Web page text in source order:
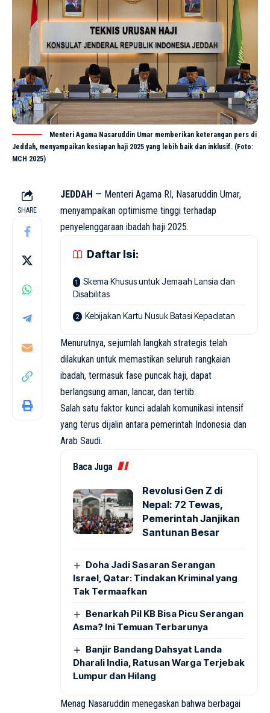
Menteri Agama Nasaruddin Umar memberikan keterangan pers di
Jeddah, menyampaikan kesiapan haji 2025 yang lebih baik dan inklusif. (Foto:
MCH 2025)
SHARE
JEDDAH — Menteri Agama RI, Nasaruddin Umar,
menyampaikan optimisme tinggi terhadap
penyelenggaraan ibadah haji 2025.
Daftar Isi:
Skema Khusus untuk Jemaah Lansia dan
Disabilitas
Kebijakan Kartu Nusuk Batasi Kepadatan
Menurutnya, sejumlah langkah strategis telah
dilakukan untuk memastikan seluruh rangkaian
ibadah, termasuk fase puncak haji, dapat
berlangsung aman, lancar, dan tertib.
Salah satu faktor kunci adalah komunikasi intensif
yang terus dijalin antara pemerintah Indonesia dan
Arab Saudi.
Baca Juga
Revolusi Gen Z di
Nepal: 72 Tewas,
Pemerintah Janjikan
Santunan Besar
Doha Jadi Sasaran Serangan
Israel, Qatar: Tindakan Kriminal yang
Tak Termaafkan
Benarkah Pil KB Bisa Picu Serangan
Asma? Ini Temuan Terbarunya
Banjir Bandang Dahsyat Landa
Dharali India, Ratusan Warga Terjebak
Lumpur dan Hilang
Menag Nasaruddin menegaskan bahwa berbagai